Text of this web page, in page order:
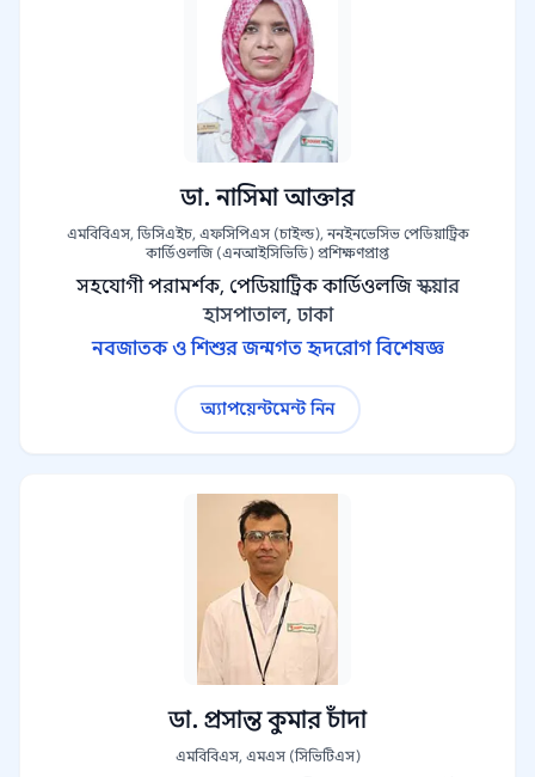
ডা. নাসিমা আক্তার
এমবিবিএস, ডিসিএইচ, এফসিপিএস (চাইল্ড), ননইনভেসিভ পেডিয়াট্রিক
কার্ডিওলজি (এনআইসিভিডি) প্রশিক্ষণপ্রাপ্ত
সহযোগী পরামর্শক, পেডিয়াট্রিক কার্ডিওলজি স্কয়ার
হাসপাতাল, ঢাকা
নবজাতক ও শিশুর জন্মগত হৃদরোগ বিশেষজ্ঞ
অ্যাপয়েন্টমেন্ট নিন
ডা. প্রসান্ত কুমার চাঁদা
এমবিবিএস, এমএস (সিভিটিএস)